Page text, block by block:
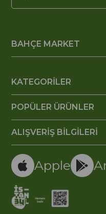
BAHÇE MARKET
KATEGORİLER
POPÜLER ÜRÜNLER
ALIŞVERİŞ BİLGİLERİ
Apple